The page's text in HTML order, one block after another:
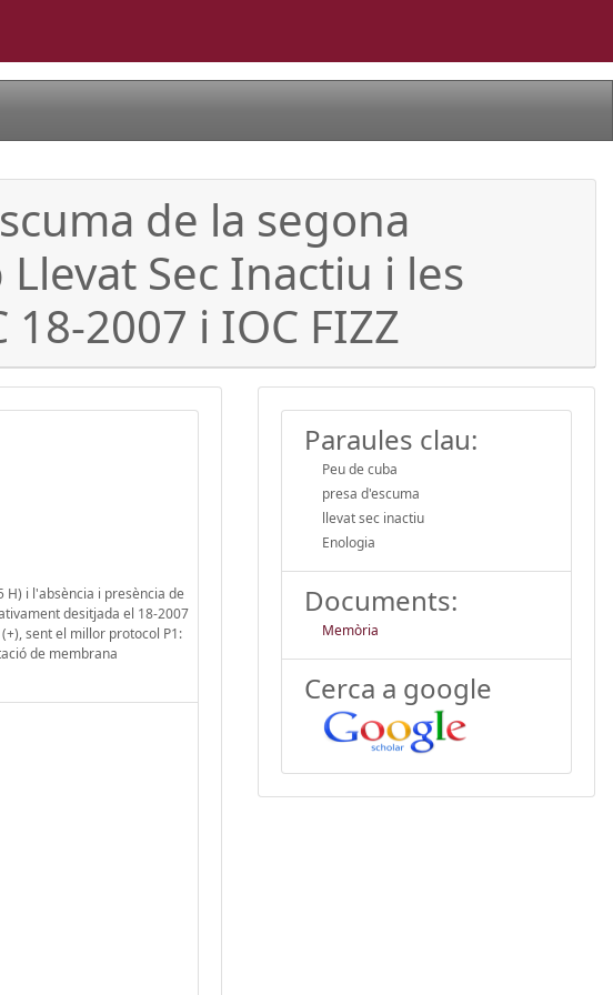
de la segona
Sec Inactiu i les
2007 i IOC FIZZ
H) i l'absència i presència de
desitjada el 18-2007
sent el millor protocol P1:
de membrana
Paraules clau:
Peu de cuba
presa d'escuma
llevat sec inactiu
Enologia
Documents:
Memòria
Cerca a google